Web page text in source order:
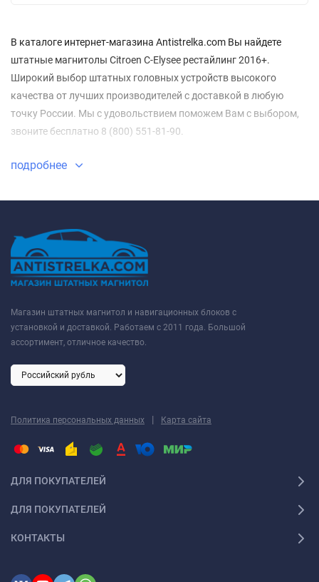
В каталоге интернет-магазина Antistrelka.com Вы найдете
штатные магнитолы Citroen C-Elysee рестайлинг 2016+.
Широкий выбор штатных головных устройств высокого
качества от лучших производителей с доставкой в любую
точку России. Мы с удовольствием поможем Вам с выбором,
звоните бесплатно 8 (800) 551-81-90.
подробнее
Магазин штатных магнитол и навигационных блоков с
установкой и доставкой. Работаем с 2011 года. Большой
ассортимент, отличное качество.
Политика персональных данных | Карта сайта
ДЛЯ ПОКУПАТЕЛЕЙ
ДЛЯ ПОКУПАТЕЛЕЙ
КОНТАКТЫ